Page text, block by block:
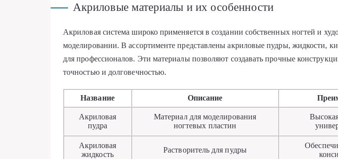
Акриловые материалы и их особенности
Акриловая система широко применяется в создании собственных ногтей и
моделировании. В ассортименте представлены акриловые пудры, жидкости,
для профессионалов. Эти материалы позволяют создавать прочные
точностью и долговечностью.
Название Описание
Акриловая
пудра
Материал для моделирования
ногтевых пластин
Акриловая
жидкость
Растворитель для пудры